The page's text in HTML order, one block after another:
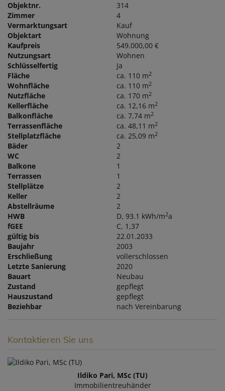
Objektnr.
314
Zimmer
4
Vermarktungsart
Kauf
Objektart
Wohnung
Kaufpreis
549.000,00 €
Nutzungsart
Wohnen
Schlüsselfertig
Ja
Fläche
ca. 110 m2
Wohnfläche ca. 110 m2
Nutzfläche ca. 170 m2
Kellerfläche ca. 12,16 m2
Balkonfläche ca. 7,74 m2
Terrassenfläche ca. 48,11 m2
Stellplatzfläche ca. 25,09 m2
Bäder
2
WC
2
Balkone
1
Terrassen
1
Stellplätze
2
Keller
2
Abstellräume
2
HWB
D, 93.1 kWh/m2a
fGEE
C, 1,37
gültig bis
22.01.2033
Baujahr
2003
Erschließung
vollerschlossen
Letzte Sanierung
2020
Bauart
Neubau
Zustand
gepflegt
Hauszustand
gepflegt
Beziehbar
nach Vereinbarung
Kontaktieren Sie uns
Ildiko Pari, MSc (TU)
Immobilientreuhänder